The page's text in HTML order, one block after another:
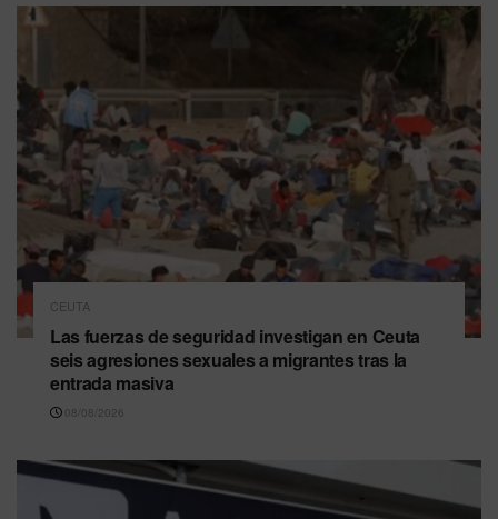
CEUTA
Las fuerzas de seguridad investigan en Ceuta
seis agresiones sexuales a migrantes tras la
entrada masiva
08/08/2026